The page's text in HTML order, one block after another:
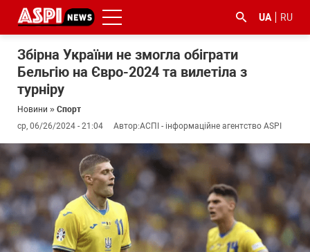
UA RU
Збірна України не змогла обіграти
Бельгію на Євро-2024 та вилетіла з
турніру
Новини » Спорт
ср, 06/26/2024 - 21:04
Автор:АСПІ - інформаційне агентство ASPI
#ООС
#боротьба
з
корупцією
#ДФС #Київ #коронавірус